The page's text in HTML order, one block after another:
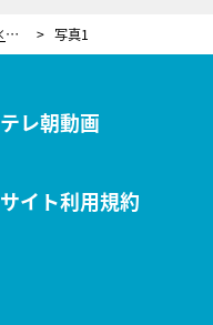
前田拳太郎×奥智哉、“愛する友”が仇同士に…！『君とゆきて咲く』怒涛の新章に突入 写真1
テレ朝動画
サイト利用規約